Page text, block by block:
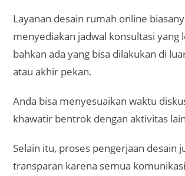
Layanan desain rumah online
menyediakan jadwal konsultasi yang
bahkan ada yang bisa dilakukan di
atau akhir pekan.
Anda bisa menyesuaikan waktu
khawatir bentrok dengan aktivitas
Selain itu, proses pengerjaan desain
transparan karena semua